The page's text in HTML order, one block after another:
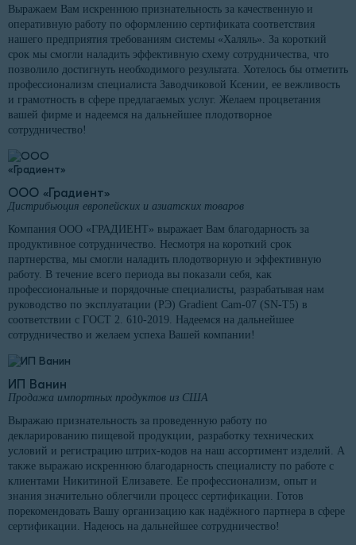
Выражаем Вам искреннюю признательность за качественную и
оперативную работу по оформлению сертификата соответствия
нашего предприятия требованиям системы «Халяль». За короткий
срок мы смогли наладить эффективную схему сотрудничества, что
позволило достигнуть необходимого результата. Хотелось бы отметить
профессионализм специалиста Заводчиковой Ксении, ее вежливость
и грамотность в сфере предлагаемых услуг. Желаем процветания
вашей фирме и надеемся на дальнейшее плодотворное
сотрудничество!
ООО «Градиент»
Дистрибьюция европейских и азиатских товаров
Компания ООО «ГРАДИЕНТ» выражает Вам благодарность за
продуктивное сотрудничество. Несмотря на короткий срок
партнерства, мы смогли наладить плодотворную и эффективную
работу. В течение всего периода вы показали себя, как
профессиональные и порядочные специалисты, разрабатывая нам
руководство по эксплуатации (РЭ) Gradient Cam-07 (SN-T5) в
соответствии с ГОСТ 2. 610-2019. Надеемся на дальнейшее
сотрудничество и желаем успеха Вашей компании!
ИП Ванин
Продажа импортных продуктов из США
Выражаю признательность за проведенную работу по
декларированию пищевой продукции, разработку технических
условий и регистрацию штрих-кодов на наш ассортимент изделий. А
также выражаю искреннюю благодарность специалисту по работе с
клиентами Никитиной Елизавете. Ее профессионализм, опыт и
знания значительно облегчили процесс сертификации. Готов
порекомендовать Вашу организацию как надёжного партнера в сфере
сертификации. Надеюсь на дальнейшее сотрудничество!